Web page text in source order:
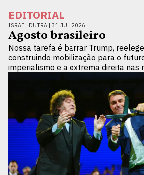
EDITORIAL
ISRAEL DUTRA | 31 JUL 2026
Agosto brasileiro
Nossa tarefa é barrar Trump,
construindo mobilização para o
imperialismo e a extrema direita nas